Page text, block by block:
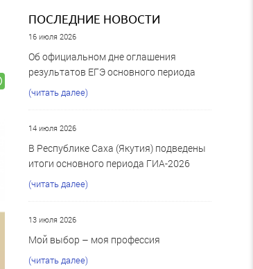
ПОСЛЕДНИЕ НОВОСТИ
16 июля 2026
Об официальном дне оглашения
результатов ЕГЭ основного периода
(читать далее)
14 июля 2026
В Республике Саха (Якутия) подведены
итоги основного периода ГИА-2026
(читать далее)
13 июля 2026
Мой выбор – моя профессия
(читать далее)